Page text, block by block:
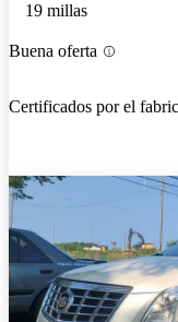
19 millas
Buena oferta
Certificados por el